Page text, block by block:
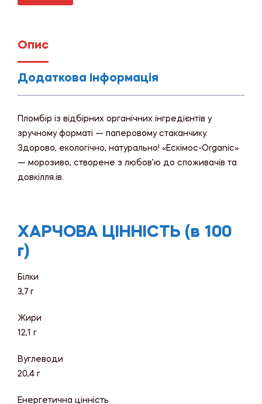
Опис
Додаткова Інформація
Пломбір із відбірних органічних інгредієнтів у
зручному форматі — паперовому стаканчику.
Здорово, екологічно, натурально! «Ескімос-Organic»
— морозиво, створене з любов’ю до споживачів та
довкілля.ів.
ХАРЧОВА ЦІННІСТЬ (в 100
г)
Білки
3,7 г
Жири
12,1 г
Вуглеводи
20,4 г
Енергетична цінність